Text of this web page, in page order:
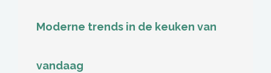
Moderne trends in de keuken van
vandaag